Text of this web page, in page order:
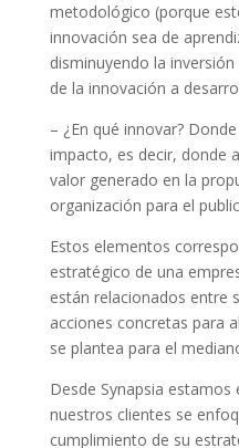
metodológico (porque
innovación sea de
disminuyendo la
de la innovación a
– ¿En qué innovar?
impacto, es decir, donde
valor generado en la
organización para el
Estos elementos
estratégico de una
están relacionados entre
acciones concretas para
se plantea para el
Desde Synapsia
nuestros clientes se
cumplimiento de su